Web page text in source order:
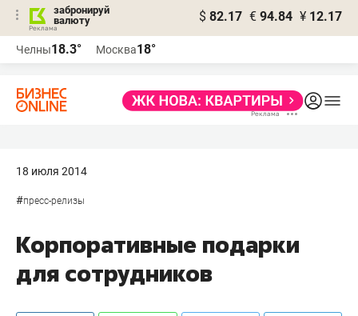
забронируй
валюту
$ 82.17 € 94.84 ¥ 12.17
Челны18.3° Москва18°
18 июля 2014
#пресс-релизы
Корпоративные подарки
для сотрудников